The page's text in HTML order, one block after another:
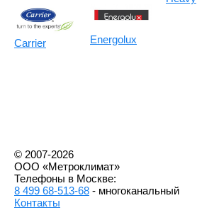
Carrier Energolux
© 2007-2026
ООО «Метроклимат»
Телефоны в Москве:
8 499 68-513-68 - многоканальный
Контакты